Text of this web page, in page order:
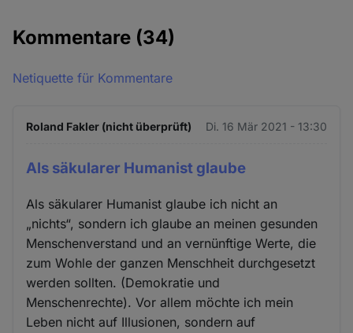
Kommentare (34)
Netiquette für Kommentare
Roland Fakler (nicht überprüft) Di. 16 Mär 2021 - 13:30
Als säkularer Humanist glaube
Als säkularer Humanist glaube ich nicht an
„nichts“, sondern ich glaube an meinen gesunden
Menschenverstand und an vernünftige Werte, die
zum Wohle der ganzen Menschheit durchgesetzt
werden sollten. (Demokratie und
Menschenrechte). Vor allem möchte ich mein
Leben nicht auf Illusionen, sondern auf